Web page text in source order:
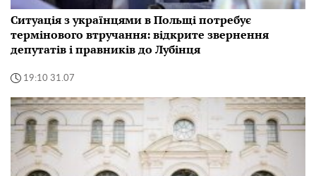
Ситуація з українцями в Польщі потребує
термінового втручання: відкрите звернення
депутатів і правників до Лубінця
19:10 31.07